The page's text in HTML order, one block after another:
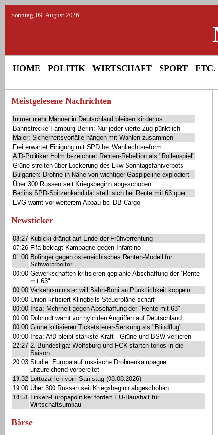
Sonntag, 09. August 2026
HOME POLITIK WIRTSCHAFT SPORT ETC.
Meistgelesene Nachrichten
Immer mehr Männer in Deutschland bleiben kinderlos
Bahnstrecke Hamburg-Berlin: Nur jeder vierte Zug pünktlich
Maier: Sicherheitsvorfälle hängen mit Wahlen zusammen
Frei erwartet Einigung mit SPD bei Wahlrechtsreform
AfD-Politiker Holm bezeichnet Renten-Rebellion als "Rollenspiel"
Grüne streiten über Lockerung des Lkw-Sonntagsfahrverbots
Bulgarien: Drohne in Nähe von wichtiger Gaspipeline explodiert
Über 300 Russen seit Kriegsbeginn abgeschoben
Berlins SPD-Spitzenkandidat stellt sich bei Rente mit 63 quer
EVG warnt vor weiterem Abbau bei DB Cargo
Newsticker
08:27 Kubicki drängt auf Ende der Frühverrentung
07:26 Fifa beklagt Kampagne gegen Infantino
01:00 Bofinger gegen österreichisches Renten-Modell für
Schwerarbeiter
00:00 Gewerkschaften kritisieren geplante Abschaffung der "Rente
mit 63"
00:00 Verkehrsminister will Bahn-Boni an Pünktlichkeit koppeln
00:00 Union kritisiert Klingbeils Steuerpläne scharf
00:00 Insa: Mehrheit gegen Abschaffung der "Rente mit 63"
00:00 Dobrindt warnt vor hybriden Angriffen auf Deutschland
00:00 Grüne kritisieren Ticketsteuer-Senkung als "Blindflug"
00:00 Insa: AfD bleibt stärkste Kraft - Grüne und BSW verlieren
22:27 2. Bundesliga: Wolfsburg und FCK starten torlos in die
Saison
20:03 Studie: Europa auf russische Drohnenkampagne
unzureichend vorbereitet
19:32 Lottozahlen vom Samstag (08.08.2026)
19:00 Über 300 Russen seit Kriegsbeginn abgeschoben
18:51 Linken-Europapolitiker fordert EU-Haushalt für
Wirtschaftsumbau
Börse